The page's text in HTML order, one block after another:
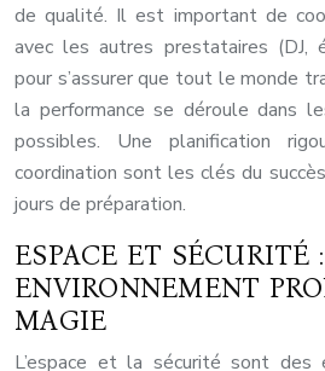
de qualité. Il est important de
avec les autres prestataires (DJ,
pour s’assurer que tout le monde
la performance se déroule dans
possibles. Une planification
coordination sont les clés du
jours de préparation.
ESPACE ET SÉCURITÉ
ENVIRONNEMENT
MAGIE
L’espace et la sécurité sont des